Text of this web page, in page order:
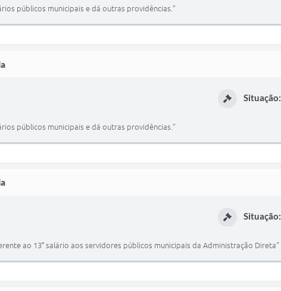
públicos municipais e dá outras providências.”
Situação:
públicos municipais e dá outras providências.”
Situação:
ao 13° salário aos servidores públicos municipais da Administração Direta"